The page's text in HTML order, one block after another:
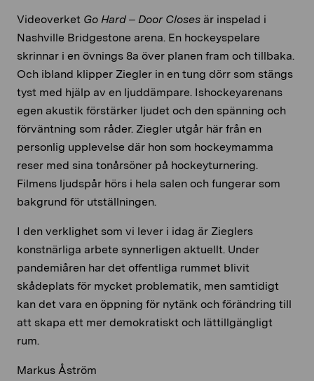
Videoverket Go Hard – Door Closes är inspelad i
Nashville Bridgestone arena. En hockeyspelare
skrinnar i en övnings 8a över planen fram och tillbaka.
Och ibland klipper Ziegler in en tung dörr som stängs
tyst med hjälp av en ljuddämpare. Ishockeyarenans
egen akustik förstärker ljudet och den spänning och
förväntning som råder. Ziegler utgår här från en
personlig upplevelse där hon som hockeymamma
reser med sina tonårsöner på hockeyturnering.
Filmens ljudspår hörs i hela salen och fungerar som
bakgrund för utställningen.
I den verklighet som vi lever i idag är Zieglers
konstnärliga arbete synnerligen aktuellt. Under
pandemiåren har det offentliga rummet blivit
skådeplats för mycket problematik, men samtidigt
kan det vara en öppning för nytänk och förändring till
att skapa ett mer demokratiskt och lättillgängligt
rum.
Markus Åström